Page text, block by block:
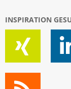
INSPIRATION